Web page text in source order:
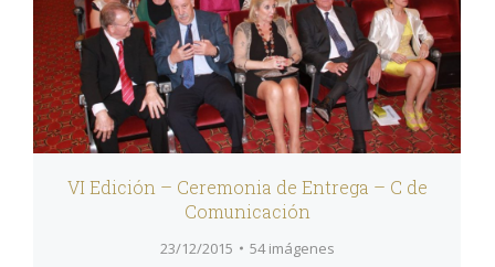
VI Edición – Ceremonia de Entrega – C de
Comunicación
23/12/2015 54 imágenes